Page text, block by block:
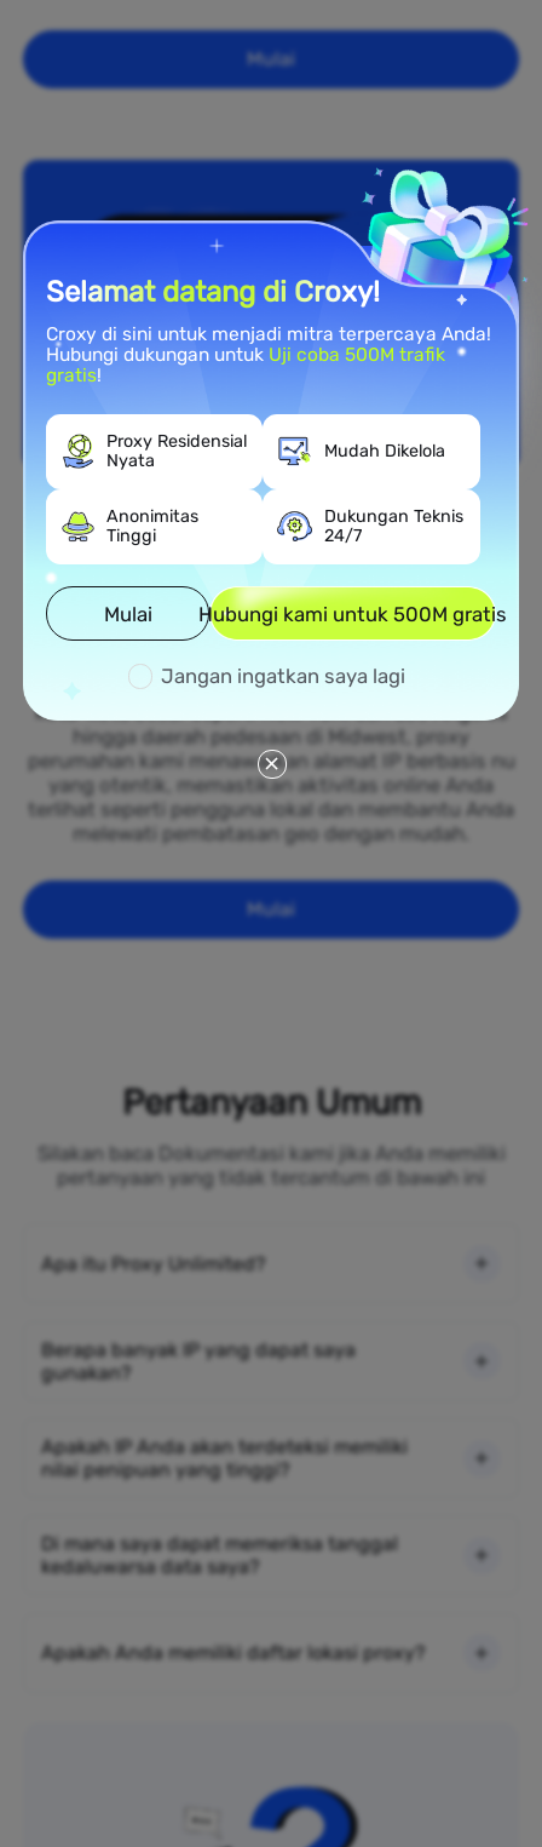
Mulai
Cakupan Nasional
Jaringan Proxy Perumahan
Luas di Niue
Manfaatkan jaringan besar proxy perumahan kami
yang tersebar di seluruh 50 negara bagian Niue. Dari
kota-kota besar seperti New York dan Los Angeles
hingga daerah pedesaan di Midwest, proxy
perumahan kami menawarkan alamat IP berbasis nu
yang otentik, memastikan aktivitas online Anda
terlihat seperti pengguna lokal dan membantu Anda
melewati pembatasan geo dengan mudah.
Mulai
Pertanyaan Umum
Silakan baca Dokumentasi kami jika Anda memiliki
pertanyaan yang tidak tercantum di bawah ini
Apa itu Proxy Unlimited?
Berapa banyak IP yang dapat saya
gunakan?
Apakah IP Anda akan terdeteksi memiliki
nilai penipuan yang tinggi?
Di mana saya dapat memeriksa tanggal
kedaluwarsa data saya?
Apakah Anda memiliki daftar lokasi proxy?
Selamat datang di Croxy!
Croxy di sini untuk menjadi mitra terpercaya Anda!
Hubungi dukungan untuk Uji coba 500M trafik
gratis!
Proxy Residensial
Nyata
Mudah Dikelola
Anonimitas
Tinggi
Dukungan Teknis
24/7
Mulai Hubungi kami untuk 500M gratis
Jangan ingatkan saya lagi